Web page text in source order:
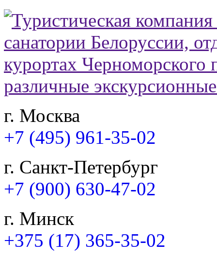
г. Москва
+7 (495) 961-35-02
г. Санкт-Петербург
+7 (900) 630-47-02
г. Минск
+375 (17) 365-35-02